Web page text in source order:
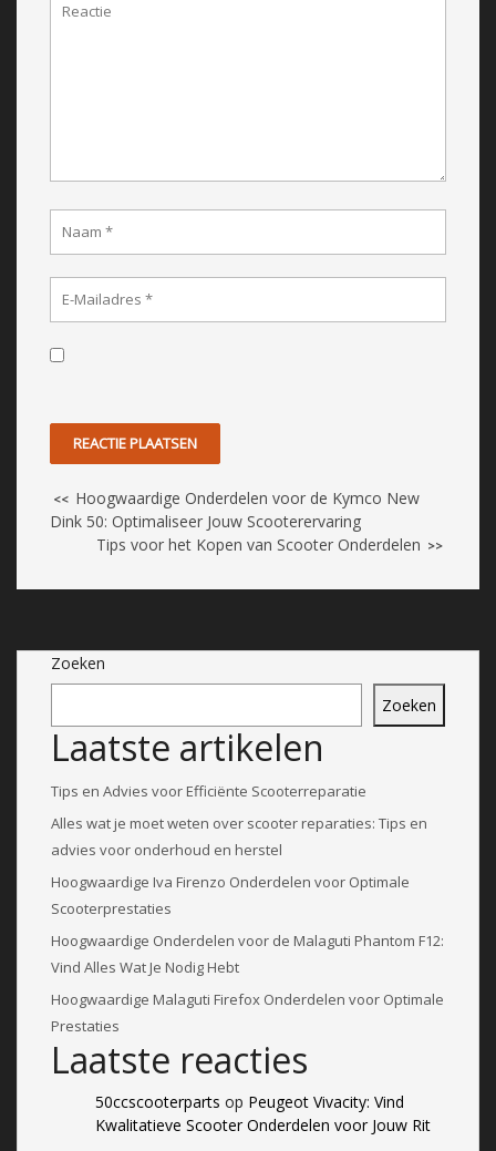
<< Hoogwaardige Onderdelen voor de Kymco New
Dink 50: Optimaliseer Jouw Scooterervaring
Tips voor het Kopen van Scooter Onderdelen >>
Zoeken
Zoeken
Laatste artikelen
Tips en Advies voor Efficiënte Scooterreparatie
Alles wat je moet weten over scooter reparaties: Tips en
advies voor onderhoud en herstel
Hoogwaardige Iva Firenzo Onderdelen voor Optimale
Scooterprestaties
Hoogwaardige Onderdelen voor de Malaguti Phantom F12:
Vind Alles Wat Je Nodig Hebt
Hoogwaardige Malaguti Firefox Onderdelen voor Optimale
Prestaties
Laatste reacties
50ccscooterparts op Peugeot Vivacity: Vind
Kwalitatieve Scooter Onderdelen voor Jouw Rit